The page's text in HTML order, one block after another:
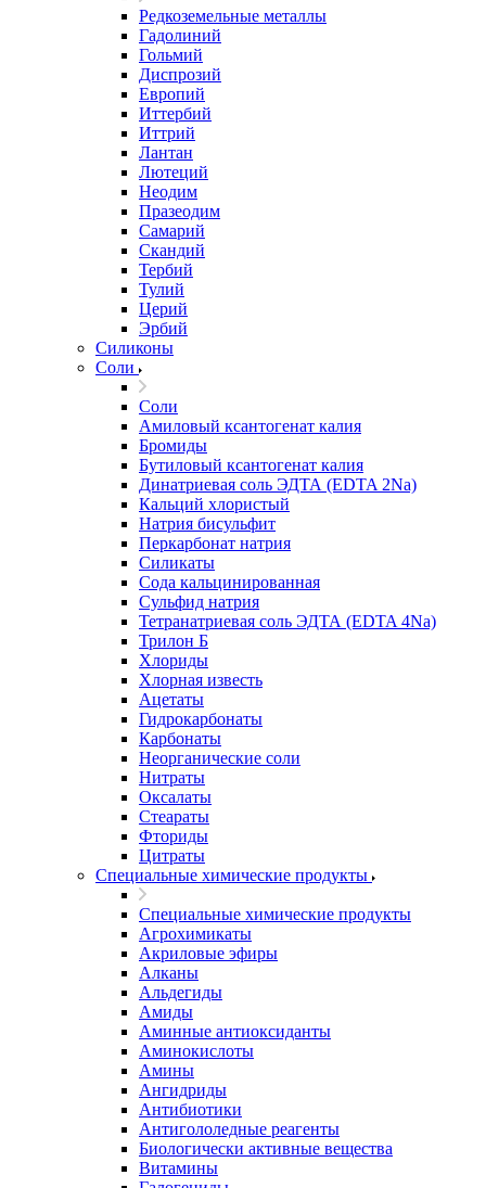
Редкоземельные металлы
Гадолиний
Гольмий
Диспрозий
Европий
Иттербий
Иттрий
Лантан
Лютеций
Неодим
Празеодим
Самарий
Скандий
Тербий
Тулий
Церий
Эрбий
Силиконы
Соли
Соли
Амиловый ксантогенат калия
Бромиды
Бутиловый ксантогенат калия
Динатриевая соль ЭДТА (EDTA 2Na)
Кальций хлористый
Натрия бисульфит
Перкарбонат натрия
Силикаты
Сода кальцинированная
Сульфид натрия
Тетранатриевая соль ЭДТА (EDTA 4Na)
Трилон Б
Хлориды
Хлорная известь
Ацетаты
Гидрокарбонаты
Карбонаты
Неорганические соли
Нитраты
Оксалаты
Стеараты
Фториды
Цитраты
Специальные химические продукты
Специальные химические продукты
Агрохимикаты
Акриловые эфиры
Алканы
Альдегиды
Амиды
Аминные антиоксиданты
Аминокислоты
Амины
Ангидриды
Антибиотики
Антигололедные реагенты
Биологически активные вещества
Витамины